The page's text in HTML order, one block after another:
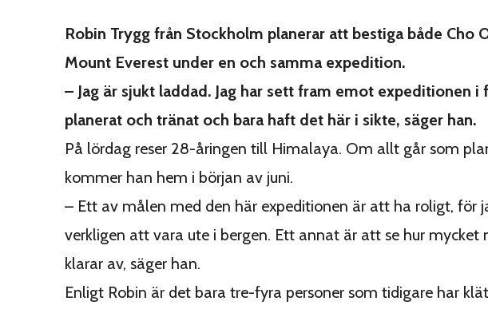
Robin Trygg från Stockholm planerar att bestiga både Cho
Mount Everest under en och samma expedition.
– Jag är sjukt laddad. Jag har sett fram emot expeditionen i
planerat och tränat och bara haft det här i sikte, säger han.
På lördag reser 28-åringen till Himalaya. Om allt går som
kommer han hem i början av juni.
– Ett av målen med den här expeditionen är att ha roligt, för
verkligen att vara ute i bergen. Ett annat är att se hur mycket
klarar av, säger han.
Enligt Robin är det bara tre-fyra personer som tidigare har